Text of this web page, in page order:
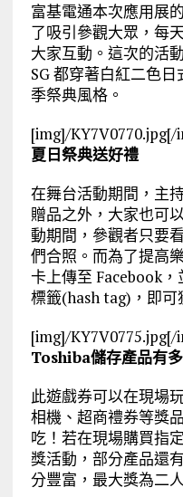
富基電通本次應用展
了吸引參觀大眾，每
大家互動。這次的活
SG 都穿著白紅二色
季祭典風格。
[img]/KY7V0770.jpg[/
夏日祭典送好禮
在舞台活動期間，主
贈品之外，大家也可
動期間，參觀者只要
們合照。而為了提高
卡上傳至 Facebook，
標籤(hash tag)，即可
[img]/KY7V0775.jpg[/
Toshiba儲存產品有
此遊戲券可以在現場
相機、超商禮券等獎
吃！若在現場購買指
獎活動，部分產品還
分豐富，最大獎為二